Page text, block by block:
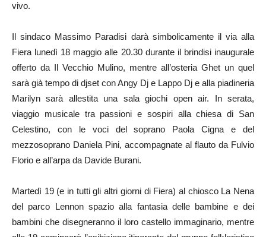
vivo.
Il sindaco Massimo Paradisi darà simbolicamente il via alla
Fiera lunedì 18 maggio alle 20.30 durante il brindisi inaugurale
offerto da Il Vecchio Mulino, mentre all’osteria Ghet un quel
sarà già tempo di djset con Angy Dj e Lappo Dj e alla piadineria
Marilyn sarà allestita una sala giochi open air. In serata,
viaggio musicale tra passioni e sospiri alla chiesa di San
Celestino, con le voci del soprano Paola Cigna e del
mezzosoprano Daniela Pini, accompagnate al flauto da Fulvio
Florio e all’arpa da Davide Burani.
Martedì 19 (e in tutti gli altri giorni di Fiera) al chiosco La Nena
del parco Lennon spazio alla fantasia delle bambine e dei
bambini che disegneranno il loro castello immaginario, mentre